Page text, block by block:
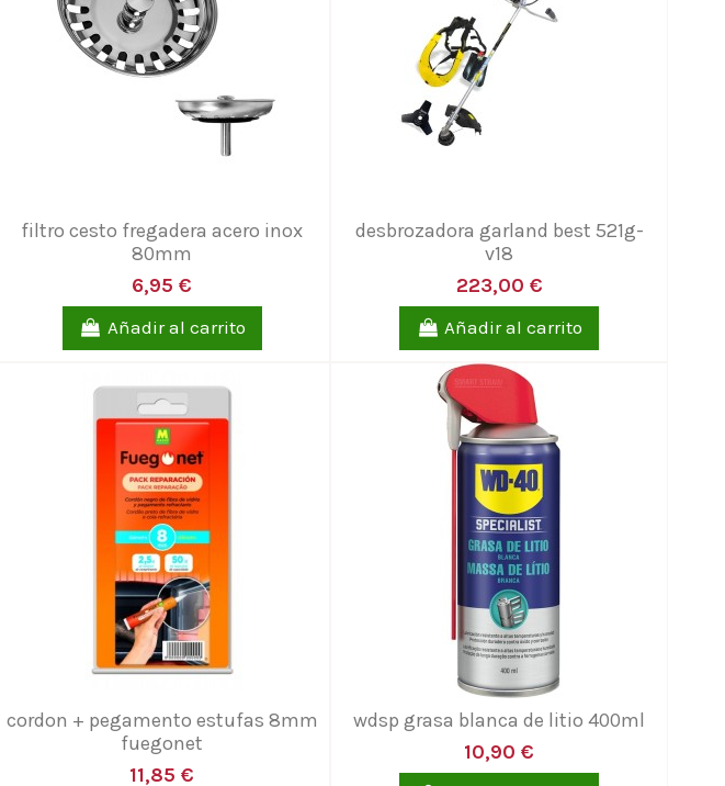
filtro cesto fregadera acero inox
80mm
6,95 €
Añadir al carrito
desbrozadora garland best 521g-
v18
223,00 €
Añadir al carrito
cordon + pegamento estufas 8mm
fuegonet
11,85 €
wdsp grasa blanca de litio 400ml
10,90 €